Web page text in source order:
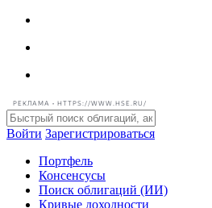
РЕКЛАМА • HTTPS://WWW.HSE.RU/
Войти Зарегистрироваться